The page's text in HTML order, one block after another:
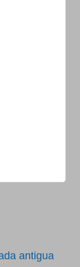
antigua